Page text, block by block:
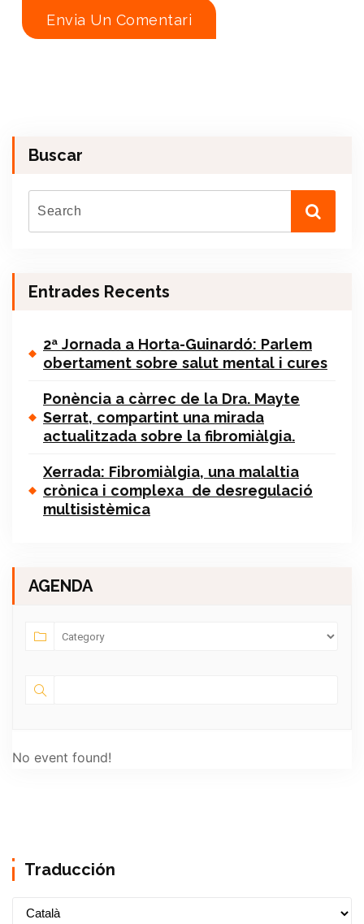
Buscar
Entrades Recents
2ª Jornada a Horta-Guinardó: Parlem
obertament sobre salut mental i cures
Ponència a càrrec de la Dra. Mayte
Serrat, compartint una mirada
actualitzada sobre la fibromiàlgia.
Xerrada: Fibromiàlgia, una malaltia
crònica i complexa de desregulació
multisistèmica
AGENDA
No event found!
Traducción